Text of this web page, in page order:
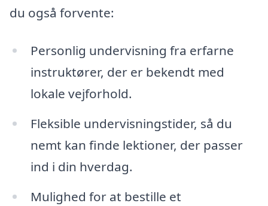
du også forvente:
Personlig undervisning fra erfarne
instruktører, der er bekendt med
lokale vejforhold.
Fleksible undervisningstider, så du
nemt kan finde lektioner, der passer
ind i din hverdag.
Mulighed for at bestille et